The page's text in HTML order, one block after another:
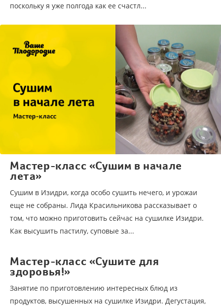
поскольку я уже полгода как ее счастл...
Мастер-класс «Сушим в начале
лета»
Сушим в Изидри, когда особо сушить нечего, и урожаи
еще не собраны. Лида Красильникова рассказывает о
том, что можно приготовить сейчас на сушилке Изидри.
Как высушить пастилу, суповые за...
Мастер-класс «Сушите для
здоровья!»
Занятие по приготовлению интересных блюд из
продуктов, высушенных на сушилке Изидри. Дегустация,